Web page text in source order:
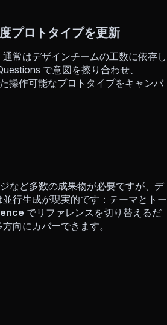
プロトタイプを更新
常はデザインチームの工数に依存し
で意図を擦り合わせ、
操作可能なプロトタイプをキャンバ
など多数の成果物が必要ですが、デ
行生成が現実的です：テーマとトー
でリファレンスを切り替えるだ
向にカバーできます。